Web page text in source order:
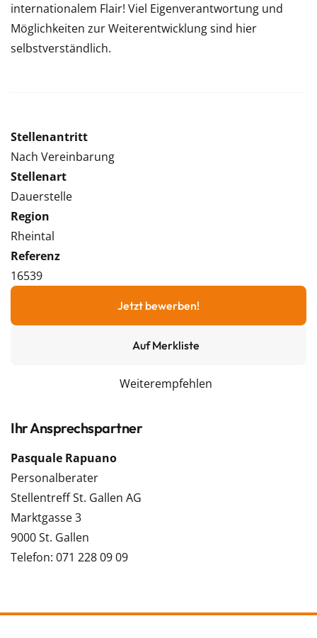
internationalem Flair! Viel Eigenverantwortung und
Möglichkeiten zur Weiterentwicklung sind hier
selbstverständlich.
Stellenantritt
Nach Vereinbarung
Stellenart
Dauerstelle
Region
Rheintal
Referenz
16539
Jetzt bewerben!
Auf Merkliste
Weiterempfehlen
Ihr Ansprechspartner
Pasquale Rapuano
Personalberater
Stellentreff St. Gallen AG
Marktgasse 3
9000 St. Gallen
Telefon: 071 228 09 09